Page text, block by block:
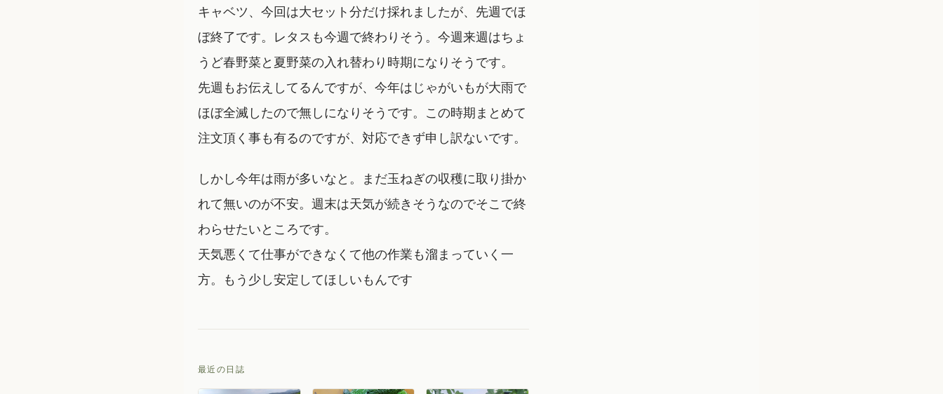
キャベツ、今回は大セット分だけ採れましたが、先週でほ
ぼ終了です。レタスも今週で終わりそう。今週来週はちょ
うど春野菜と夏野菜の入れ替わり時期になりそうです。
先週もお伝えしてるんですが、今年はじゃがいもが大雨で
ほぼ全滅したので無しになりそうです。この時期まとめて
注文頂く事も有るのですが、対応できず申し訳ないです。
しかし今年は雨が多いなと。まだ玉ねぎの収穫に取り掛か
れて無いのが不安。週末は天気が続きそうなのでそこで終
わらせたいところです。
天気悪くて仕事ができなくて他の作業も溜まっていく一
方。もう少し安定してほしいもんです
最近の日誌